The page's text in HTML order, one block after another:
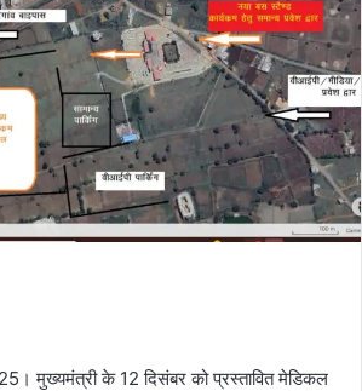
मुख्यमंत्री के 12 दिसंबर को प्रस्तावित मेडिकल